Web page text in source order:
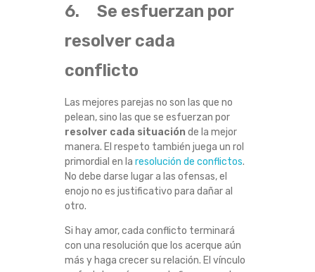
6. Se esfuerzan por
resolver cada
conflicto
Las mejores parejas no son las que no
pelean, sino las que se esfuerzan por
resolver cada situación de la mejor
manera. El respeto también juega un rol
primordial en la resolución de conflictos.
No debe darse lugar a las ofensas, el
enojo no es justificativo para dañar al
otro.
Si hay amor, cada conflicto terminará
con una resolución que los acerque aún
más y haga crecer su relación. El vínculo